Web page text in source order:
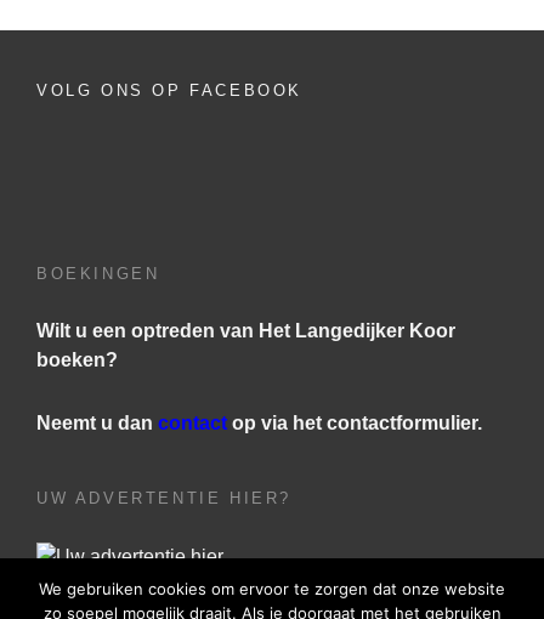
VOLG ONS OP FACEBOOK
BOEKINGEN
Wilt u een optreden van Het Langedijker Koor
boeken?
Neemt u dan contact op via het contactformulier.
UW ADVERTENTIE HIER?
We gebruiken cookies om ervoor te zorgen dat onze website
zo soepel mogelijk draait. Als je doorgaat met het gebruiken